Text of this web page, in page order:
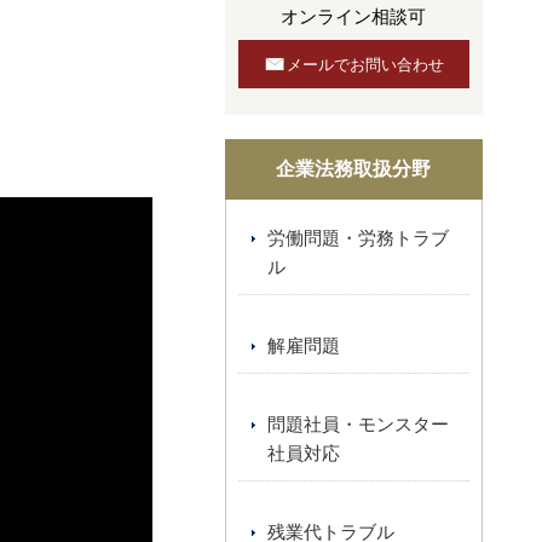
オンライン相談可
メールでお問い合わせ
企業法務取扱分野
労働問題・労務トラブ
ル
解雇問題
問題社員・モンスター
社員対応
残業代トラブル